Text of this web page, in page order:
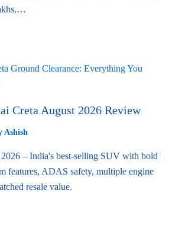
Creta August 2026 Review
Ashish
– India's best-selling SUV with bold
features, ADAS safety, multiple engine
resale value.